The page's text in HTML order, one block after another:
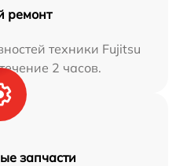
ремонт
техники Fujitsu
2 часов.
запчасти